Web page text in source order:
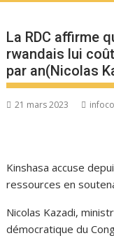
La RDC affirme
rwandais lui
par an(Nicolas
21 mars 2023
Kinshasa accuse
ressources en
Nicolas Kazadi,
démocratique du